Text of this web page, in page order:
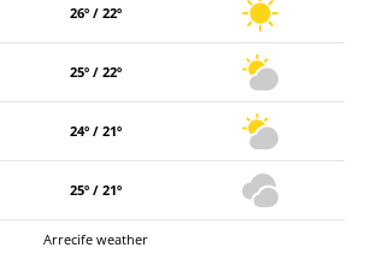
26º / 22º
25º / 22º
24º / 21º
25º / 21º
Arrecife weather